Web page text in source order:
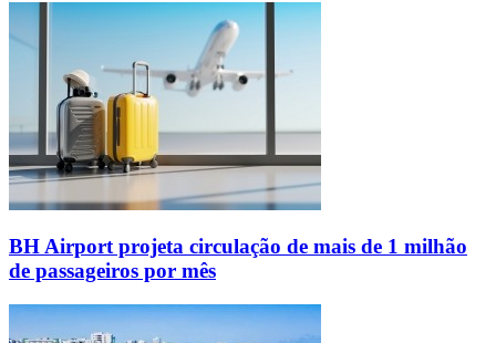
BH Airport projeta circulação de mais de 1 milhão
de passageiros por mês